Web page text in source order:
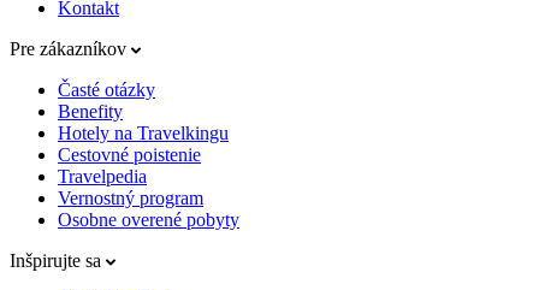
Kontakt
Pre zákazníkov
Časté otázky
Benefity
Hotely na Travelkingu
Cestovné poistenie
Travelpedia
Vernostný program
Osobne overené pobyty
Inšpirujte sa